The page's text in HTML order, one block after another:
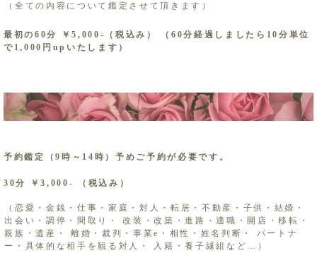
（全ての内容について鑑定させて頂きます）
​最初の60分 ￥5,000-（税込み） （60分経過しましたら10分単位
で1,000円upいたします）
予約鑑定（9時～14時）予めご予約が必要です。
30分 ￥3,000- （税込み）
（恋愛・金銭・仕事・家庭・対人・転居・不動産・子供・結婚・
出会い・調停・間取り・ 改装・改築・進路・適職・開店・移転・
親族・遺産・​ 離婚・裁判・事業e・相性・姓名判断・ パートナ
ー・具体的な相手を観る対人・ 入籍・養子縁組など…） ​